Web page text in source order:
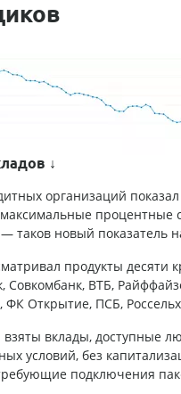
↓
организаций
процентные
таков новый показатель
продукты десяти
Совкомбанк, ВТБ,
Открытие, ПСБ,
вклады, доступные
условий, без
подключения